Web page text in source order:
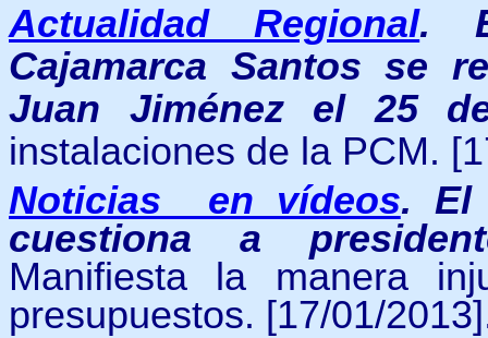
Actualidad Regional.
Cajamarca Santos se
Juan Jiménez el 25
instalaciones de la PCM.
Noticias en vídeos. El
cuestiona a
Manifiesta la manera
presupuestos. [17/01/